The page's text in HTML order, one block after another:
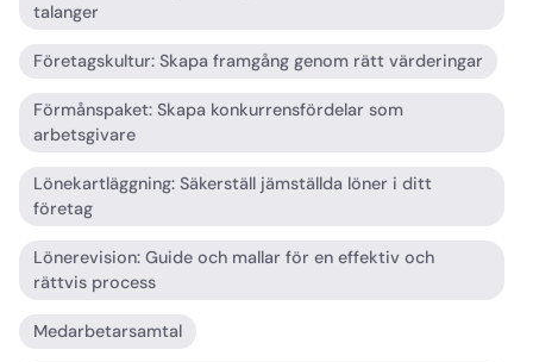
talanger
Företagskultur: Skapa framgång genom rätt värderingar
Förmånspaket: Skapa konkurrensfördelar som
arbetsgivare
Lönekartläggning: Säkerställ jämställda löner i ditt
företag
Lönerevision: Guide och mallar för en effektiv och
rättvis process
Medarbetarsamtal